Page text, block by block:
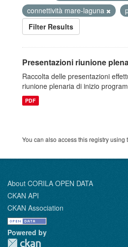
connettività mare-laguna
Filter Results
Presentazioni riunione
Raccolta delle presentazioni
riunione plenaria di inizio
PDF
You can also access this registry using
About CORILA OPEN DATA
CKAN API
CKAN Association
Powered by